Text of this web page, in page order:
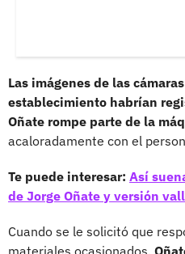
Las imágenes de las
establecimiento habrían
Oñate rompe parte de la
acaloradamente con el
Te puede interesar: Así
de Jorge Oñate y versión
Cuando se le solicitó que
materiales ocasionados,